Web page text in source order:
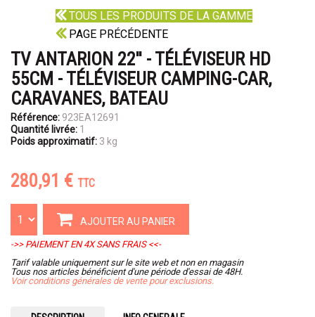
TOUS LES PRODUITS DE LA GAMME
PAGE PRÉCÉDENTE
TV ANTARION 22'' - TÉLÉVISEUR HD
55CM - TÉLÉVISEUR CAMPING-CAR,
CARAVANES, BATEAU
Référence: 923EA12691
Quantité livrée: 1
Poids approximatif: 3 kg
280,91 € TTC
AJOUTER AU PANIER
->> PAIEMENT EN 4X SANS FRAIS <<-
Tarif valable uniquement sur le site web et non en magasin
Tous nos articles bénéficient d'une période d'essai de 48H.
Voir conditions générales de vente pour exclusions.